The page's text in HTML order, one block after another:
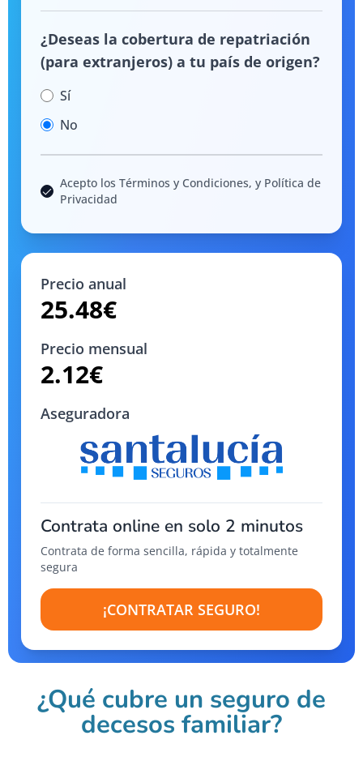
¿Deseas la cobertura de repatriación
(para extranjeros) a tu país de origen?
Sí
No
Acepto los Términos y Condiciones, y Política de
Privacidad
Precio anual
25.48€
Precio mensual
2.12€
Aseguradora
Contrata online en solo 2 minutos
Contrata de forma sencilla, rápida y totalmente
segura
¡CONTRATAR SEGURO!
¿Qué cubre un seguro de
decesos familiar?